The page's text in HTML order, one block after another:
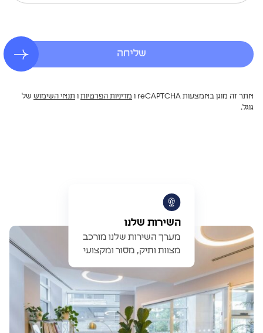
השירות שלנו
מערך השירות שלנו מורכב
מצוות ותיק, מסור ומקצועי
שליחה
אתר זה מוגן באמצעות reCAPTCHA ו מדיניות הפרטיות ו תנאי השימוש של
גוגל.